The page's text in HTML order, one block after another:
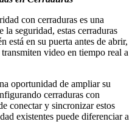
con cerraduras es una
la seguridad, estas cerraduras
está en su puerta antes de abrir,
video en tiempo real a
oportunidad de ampliar su
cerraduras con
conectar y sincronizar estos
existentes puede diferenciar a